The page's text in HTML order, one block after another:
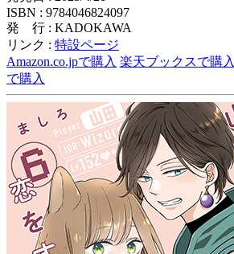
ISBN : 9784046824097
発 行 : KADOKAWA
リンク : 特設ページ
Amazon.co.jpで購入 楽天ブックスで購入
で購入